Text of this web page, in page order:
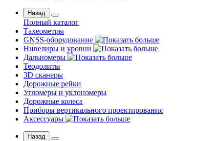
Назад
Полный каталог
Тахеометры
GNSS-оборудование
Нивелиры и уровни
Дальномеры
Теодолиты
3D сканеры
Дорожные рейки
Угломеры и уклономеры
Дорожные колеса
Приборы вертикального проектирования
Аксессуары
Назад